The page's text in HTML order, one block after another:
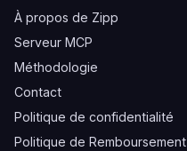
À propos de Zipp
Serveur MCP
Méthodologie
Contact
Politique de confidentialité
Politique de Remboursement